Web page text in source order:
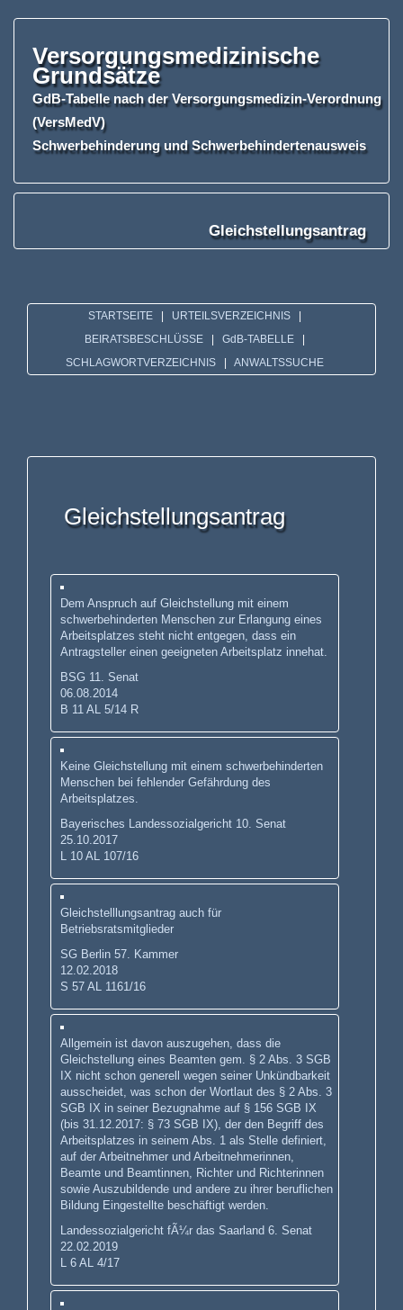
Versorgungsmedizinische
Grundsätze
GdB-Tabelle nach der Versorgungsmedizin-Verordnung
(VersMedV)
SchwerbehinderungundSchwerbehindertenausweis
Gleichstellungsantrag
STARTSEITE URTEILSVERZEICHNIS
BEIRATSBESCHLÜSSE
GdB-TABELLE
SCHLAGWORTVERZEICHNIS
ANWALTSSUCHE
Gleichstellungsantrag
Dem Anspruch auf Gleichstellung mit einem
schwerbehinderten Menschen zur Erlangung eines
Arbeitsplatzes steht nicht entgegen, dass ein
Antragsteller einen geeigneten Arbeitsplatz innehat.
BSG 11. Senat
06.08.2014
B 11 AL 5/14 R
Keine Gleichstellung mit einem schwerbehinderten
Menschen bei fehlender Gefährdung des
Arbeitsplatzes.
Bayerisches Landessozialgericht 10. Senat
25.10.2017
L 10 AL 107/16
Gleichstelllungsantrag auch für
Betriebsratsmitglieder
SG Berlin 57. Kammer
12.02.2018
S 57 AL 1161/16
Allgemein ist davon auszugehen, dass die
Gleichstellung eines Beamten gem. § 2 Abs. 3 SGB
IX nicht schon generell wegen seiner Unkündbarkeit
ausscheidet, was schon der Wortlaut des § 2 Abs. 3
SGB IX in seiner Bezugnahme auf § 156 SGB IX
(bis 31.12.2017: § 73 SGB IX), der den Begriff des
Arbeitsplatzes in seinem Abs. 1 als Stelle definiert,
auf der Arbeitnehmer und Arbeitnehmerinnen,
Beamte und Beamtinnen, Richter und Richterinnen
sowie Auszubildende und andere zu ihrer beruflichen
Bildung Eingestellte beschäftigt werden.
Landessozialgericht fÃ¼r das Saarland 6. Senat
22.02.2019
L 6 AL 4/17